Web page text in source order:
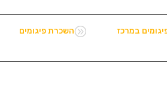
Aהשכרת פיגומים במרכז